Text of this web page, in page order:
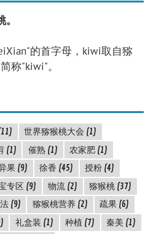
的首字母，kiwi取自猕
称"kiwi"。
世界猕猴桃大会 (1)
(1) 催熟(1) 农家肥 (1)
果 (9) 徐香 (45) 授粉 (4)
专区(9) 物流 (2) 猕猴桃 (37)
(9) 猕猴桃营养(2) 疏果 (6)
礼盒装 (1) 种植 (7) 秦美 (1)